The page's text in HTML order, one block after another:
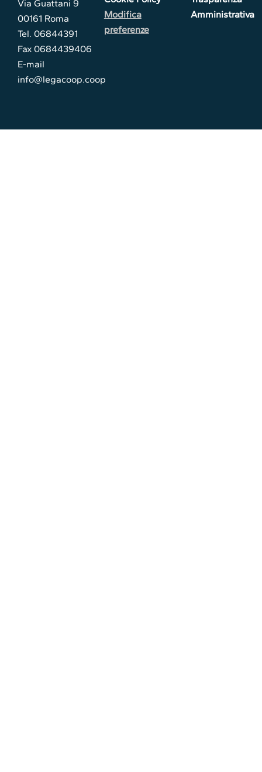
Via Guattani 9
00161 Roma
Tel. 06844391
Fax 0684439406
E-mail
info@legacoop.coop
Modifica
preferenze
Amministrativa